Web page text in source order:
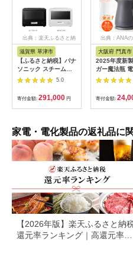
出典：楽天ふるさと納
滋賀県 草津市
【ふるさと納税】パナ
ソニック スチームオ
ーブンレンジ ビスト
ロ NE-BS8D-W 容量
30L | スチームオーブ
ン ホワイトモデル 時
短調理 人気 おすすめ
ー料理 30L 大容量 キ
ッチン家電 新生活応
援
5.0
寄付金額: 291,000 円
出典：ANA
大阪府 門真市
2025年度新
ガー魔法瓶 電
ル 軽量＆コン
スピード沸騰
フブラックKO
電気ポット
寄付金額:
家電・電化製品の返礼品に
【2026年版】楽天ふるさと納
還元率ランキング｜高還元率返